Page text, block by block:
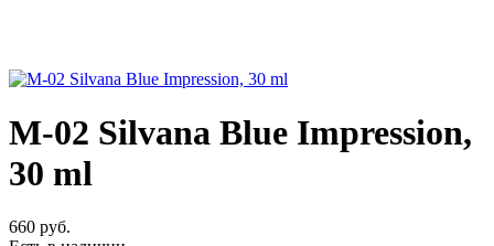
M-02 Silvana Blue Impression,
30 ml
660 руб.